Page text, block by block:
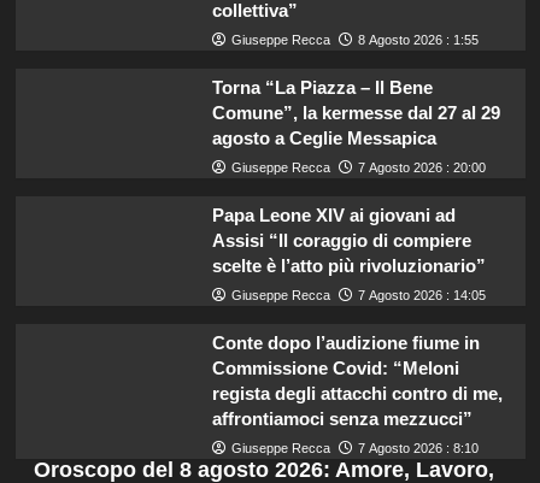
collettiva”
Giuseppe Recca 8 Agosto 2026 : 1:55
Torna “La Piazza – Il Bene
Comune”, la kermesse dal 27 al 29
agosto a Ceglie Messapica
Giuseppe Recca 7 Agosto 2026 : 20:00
Papa Leone XIV ai giovani ad
Assisi “Il coraggio di compiere
scelte è l’atto più rivoluzionario”
Giuseppe Recca 7 Agosto 2026 : 14:05
Conte dopo l’audizione fiume in
Commissione Covid: “Meloni
regista degli attacchi contro di me,
affrontiamoci senza mezzucci”
Giuseppe Recca 7 Agosto 2026 : 8:10
Oroscopo del 8 agosto 2026: Amore, Lavoro,